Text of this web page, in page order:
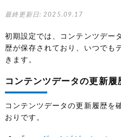
最終更新日: 2025.09.17
初期設定では、コンテンツデー
歴が保存されており、いつでも
きます。
コンテンツデータの更新履
コンテンツデータの更新履歴を
おりです。